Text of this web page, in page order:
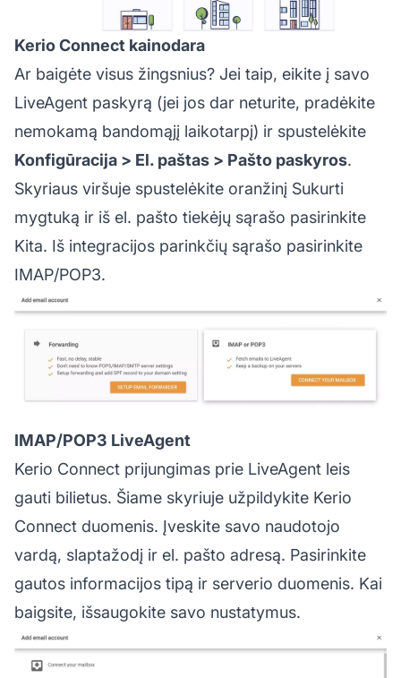
Kerio Connect kainodara
Ar baigėte visus žingsnius? Jei taip, eikite į savo
LiveAgent paskyrą (jei jos dar neturite, pradėkite
nemokamą bandomąjį laikotarpį) ir spustelėkite
Konfigūracija > El. paštas > Pašto paskyros.
Skyriaus viršuje spustelėkite oranžinį Sukurti
mygtuką ir iš el. pašto tiekėjų sąrašo pasirinkite
Kita. Iš integracijos parinkčių sąrašo pasirinkite
IMAP/POP3.
IMAP/POP3 LiveAgent
Kerio Connect prijungimas prie LiveAgent leis
gauti bilietus. Šiame skyriuje užpildykite Kerio
Connect duomenis. Įveskite savo naudotojo
vardą, slaptažodį ir el. pašto adresą. Pasirinkite
gautos informacijos tipą ir serverio duomenis. Kai
baigsite, išsaugokite savo nustatymus.